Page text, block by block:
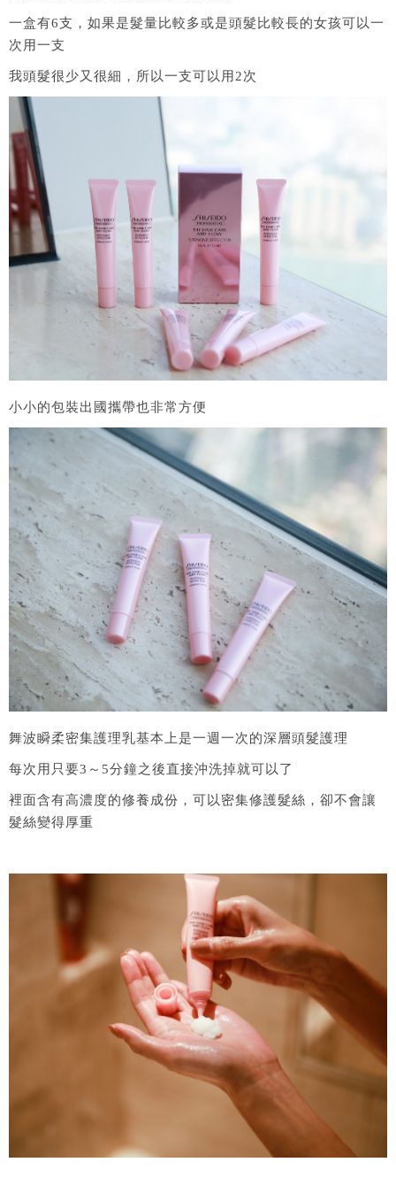
一盒有6支，如果是髮量比較多或是頭髮比較長的女孩可以一
次用一支
我頭髮很少又很細，所以一支可以用2次
小小的包裝出國攜帶也非常方便
舞波瞬柔密集護理乳基本上是一週一次的深層頭髮護理
每次用只要3～5分鐘之後直接沖洗掉就可以了
裡面含有高濃度的修養成份，可以密集修護髮絲，卻不會讓
髮絲變得厚重